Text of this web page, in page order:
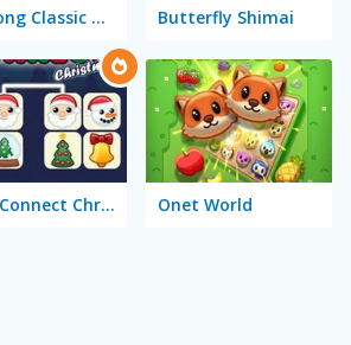
Mahjong Classic Mobile Butterfly Shimai
Onet Connect Christmas Onet World